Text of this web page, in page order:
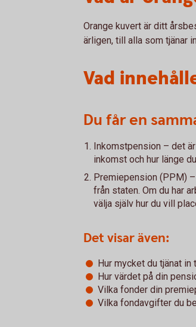
Orange kuvert är ditt
ärligen, till alla som tjänar
Vad
Du får en
Inkomstpension – det
inkomst och hur länge
Premiepension (PPM)
från staten. Om du har
välja själv hur du vill
Det visar även:
Hur mycket du tjänat
Hur värdet på din
Vilka fonder din
Vilka fondavgifter du